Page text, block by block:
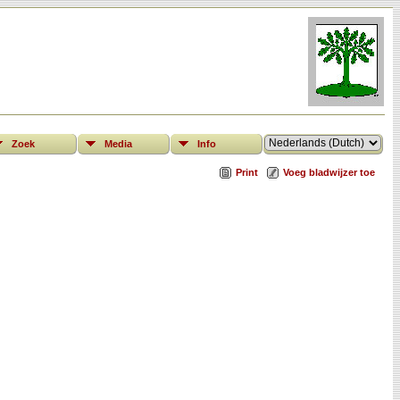
Zoek Media Info
Print Voeg bladwijzer toe